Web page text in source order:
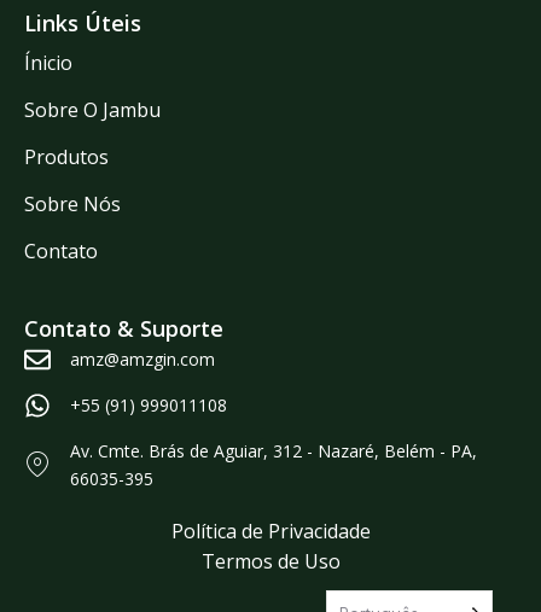
Links Úteis
Ínicio
Sobre O Jambu
Produtos
Sobre Nós
Contato
Contato & Suporte
amz@amzgin.com
+55 (91) 999011108
Av. Cmte. Brás de Aguiar, 312 - Nazaré, Belém - PA,
66035-395
Política de Privacidade
Termos de Uso